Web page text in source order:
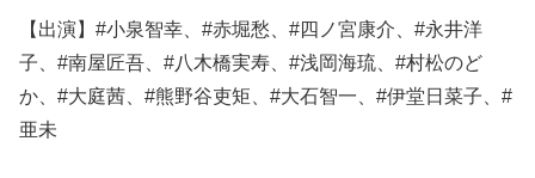
【出演】#小泉智幸、#赤堀愁、#四ノ宮康介、#永井洋
子、#南屋匠吾、#八木橋実寿、#浅岡海琉、#村松のど
か、#大庭茜、#熊野谷吏矩、#大石智一、#伊堂日菜子、#
亜未